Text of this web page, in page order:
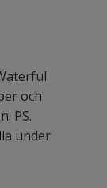
och
PS.
under